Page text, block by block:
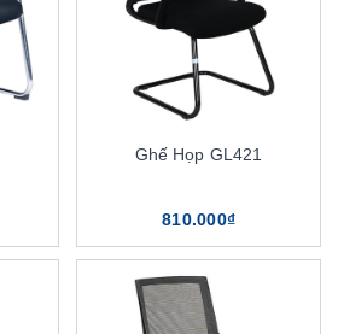
Ghế Họp GL421
810.000₫